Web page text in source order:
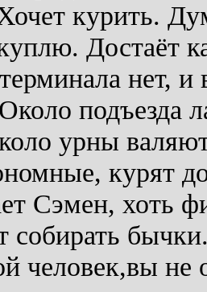
курить.
Достаёт
нет,
подъезда
урны
курят
Сэмен, хоть
собирать
человек,вы не